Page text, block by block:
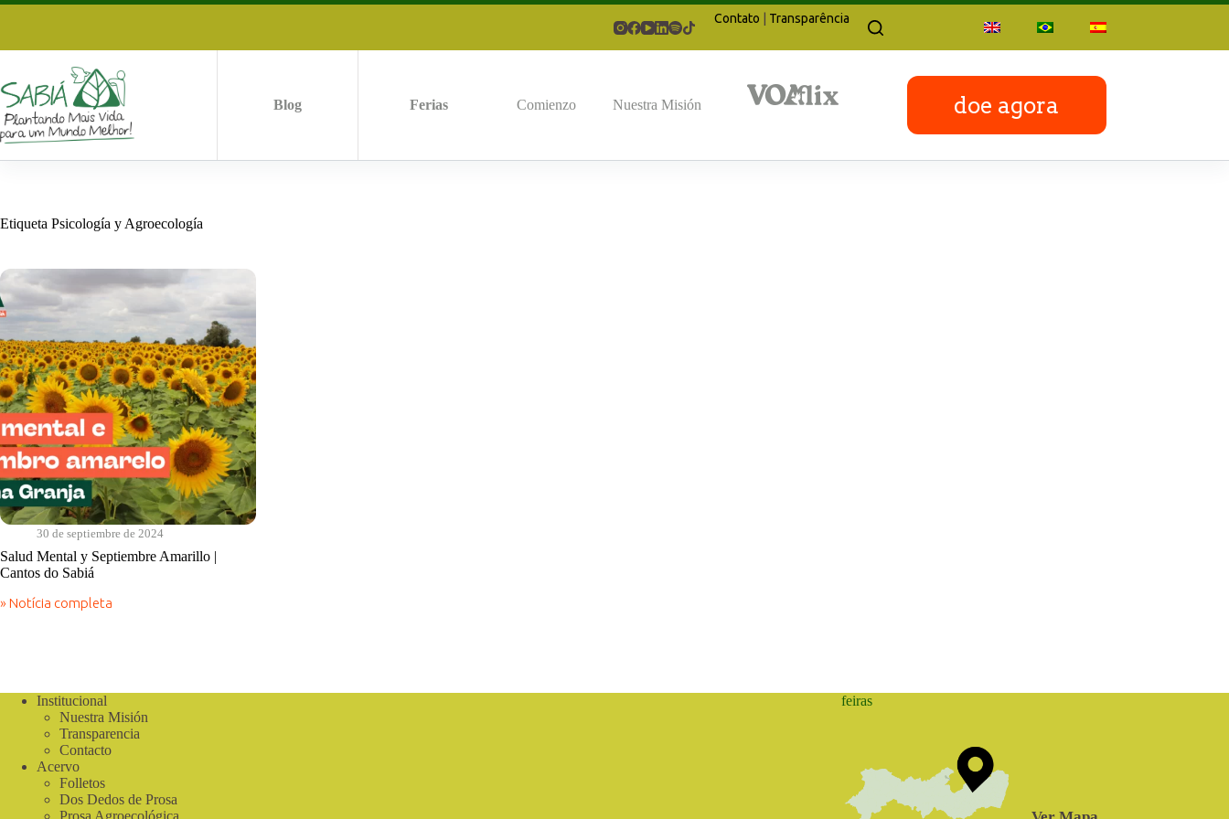
Saltar
Contato | Transparência
Blog Ferias Comienzo Nuestra Misión doe agora
Etiqueta Psicología y Agroecología
30 de septiembre de 2024
Salud Mental y Septiembre Amarillo |
Cantos do Sabiá
» Notícia completa
Salud
CantosInstitucional
Nuestra Misión
Transparencia
Contacto
Acervo
Folletos
Dos Dedos de Prosa
Prosa Agroecológica
feiras